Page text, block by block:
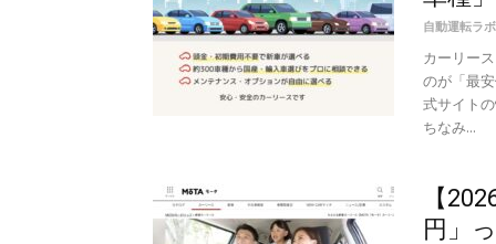
自動運転ラ
カーリー
のが「最
式サイト
ちなみ...
【
円」